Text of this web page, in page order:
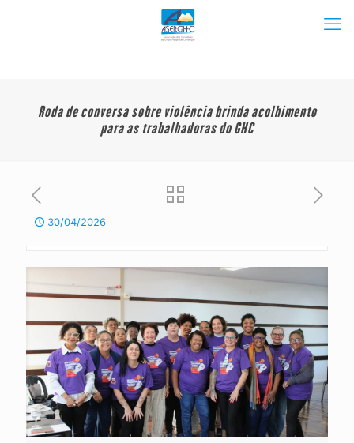
Roda de conversa sobre violência brinda acolhimento
para as trabalhadoras do GHC
30/04/2026